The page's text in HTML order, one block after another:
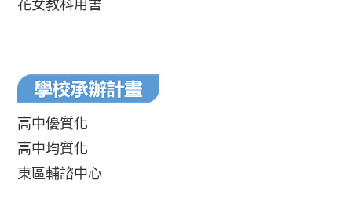
花女教科用書
高中優質化
高中均質化
東區輔諮中心